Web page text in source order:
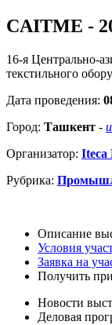
CAITME -
16-я Центрально-
текстильного
Дата проведения:
Город: Ташкент -
Организатор: Iteca
Рубрика:
Описание
Условия
Заявка на
Получить
Новости
Деловая